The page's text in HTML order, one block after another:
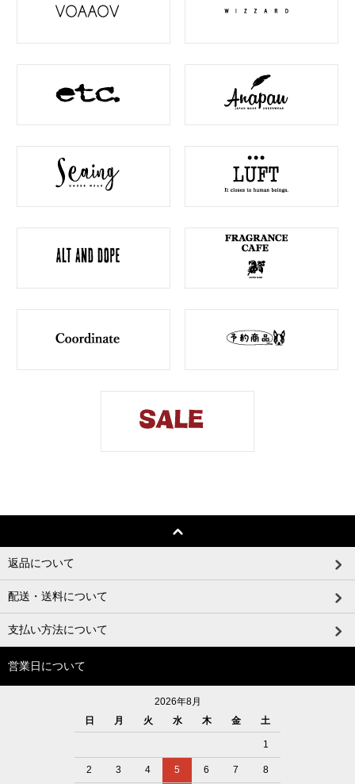
返品について
配送・送料について
支払い方法について
営業日について
2026年8月
日
月 火 水 木 金 土
1
2 3 4 5 6 7 8